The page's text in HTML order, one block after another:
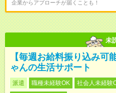
企業からアプローチが届くことも！
未
【毎週お給料振り込み可
ゃんの生活サポート
派遣 職種未経験OK 社会人未経験